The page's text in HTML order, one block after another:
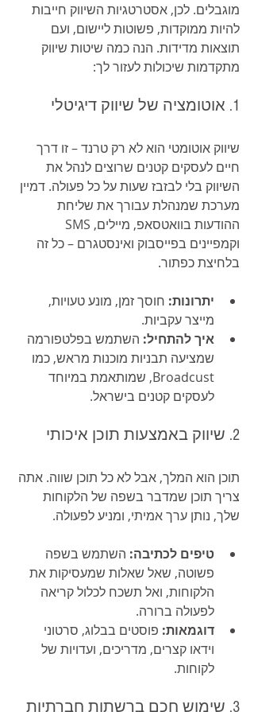
מוגבלים. לכן, אסטרטגיות השיווק חייבות
להיות ממוקדות, פשוטות ליישום, ועם
תוצאות מדידות. הנה כמה שיטות שיווק
מתקדמות שיכולות לעזור לך:
1. אוטומציה של שיווק דיגיטלי
שיווק אוטומטי הוא לא רק טרנד – זו דרך
חיים לעסקים קטנים שרוצים לנהל את
השיווק בלי לבזבז שעות על כל פעולה. דמיין
מערכת שמנהלת עבורך את שליחת
וקמפיינים בפייסבוק ואינסטגרם – כל זה
בלחיצת כפתור.
יתרונות: חוסך זמן, מונע טעויות,
מייצר עקביות.
איך להתחיל: השתמש בפלטפורמה
שמציעה תבניות מוכנות מראש, כמו
Broadcust, שמותאמת במיוחד
לעסקים קטנים בישראל.
2. שיווק באמצעות תוכן איכותי
תוכן הוא המלך, אבל לא כל תוכן שווה. אתה
צריך תוכן שמדבר בשפה של הלקוחות
שלך, נותן ערך אמיתי, ומניע לפעולה.
טיפים לכתיבה: השתמש בשפה
פשוטה, שאל שאלות שמעסיקות את
הלקוחות, ואל תשכח לכלול קריאה
לפעולה ברורה.
דוגמאות: פוסטים בבלוג, סרטוני
וידאו קצרים, מדריכים, ועדויות של
לקוחות.
3. שימוש חכם ברשתות חברתיות